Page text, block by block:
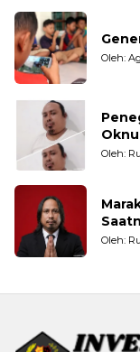
Oleh:
Oleh:
Oleh: